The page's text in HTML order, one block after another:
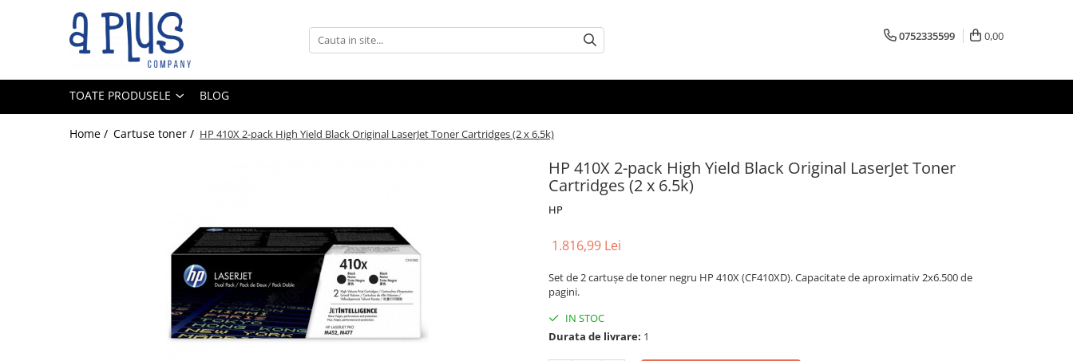
Toate Produsele
Cartuse toner
0752335599 0,00
TOATE PRODUSELE BLOG
Home / Cartuse toner / HP 410X 2-pack High Yield Black Original LaserJet Toner Cartridges (2 x 6.5k)
HP 410X 2-pack High Yield Black Original LaserJet Toner
Cartridges (2 x 6.5k)
HP
1.816,99 Lei
Set de 2 cartușe de toner negru HP 410X (CF410XD). Capacitate de aproximativ 2x6.500 de
pagini.
IN STOC
Durata de livrare: 1